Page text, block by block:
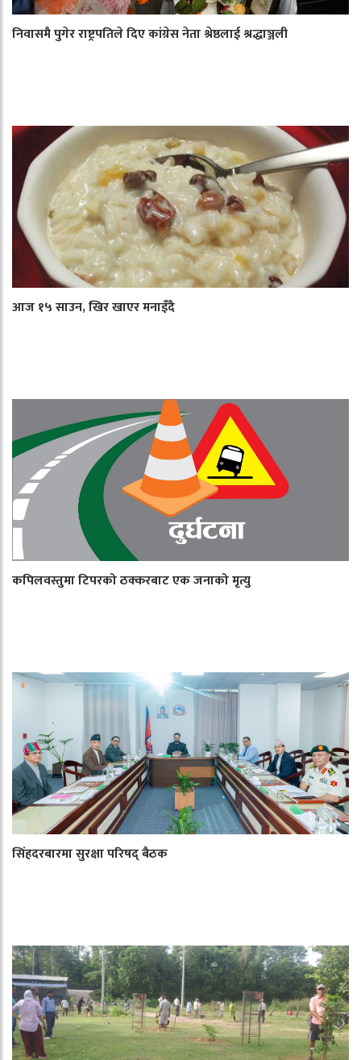
निवासमै पुगेर राष्ट्रपतिले दिए कांग्रेस नेता श्रेष्ठलाई श्रद्धाञ्जली
आज १५ साउन, खिर खाएर मनाइँदै
कपिलवस्तुमा टिपरको ठक्करबाट एक जनाको मृत्यु
सिंहदरबारमा सुरक्षा परिषद् बैठक